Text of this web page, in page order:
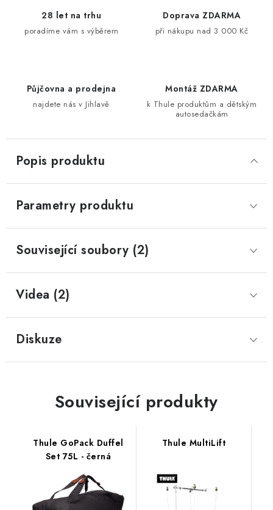
28 let na trhu
poradíme vám s výběrem
Doprava ZDARMA
při nákupu nad 3 000 Kč
Půjčovna a prodejna
najdete nás v Jihlavě
Montáž ZDARMA
k Thule produktům a dětským
autosedačkám
Popis produktu
Parametry produktu
Související soubory (2)
Videa (2)
Diskuze
Související produkty
Thule GoPack Duffel
Set 75L - černá
Thule MultiLift